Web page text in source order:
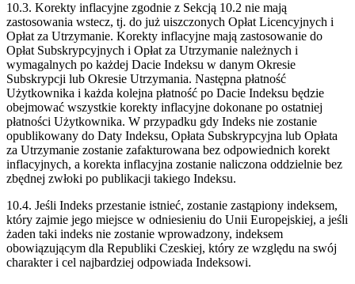
10.3. Korekty inflacyjne zgodnie z Sekcją 10.2 nie mają
zastosowania wstecz, tj. do już uiszczonych Opłat Licencyjnych i
Opłat za Utrzymanie. Korekty inflacyjne mają zastosowanie do
Opłat Subskrypcyjnych i Opłat za Utrzymanie należnych i
wymagalnych po każdej Dacie Indeksu w danym Okresie
Subskrypcji lub Okresie Utrzymania. Następna płatność
Użytkownika i każda kolejna płatność po Dacie Indeksu będzie
obejmować wszystkie korekty inflacyjne dokonane po ostatniej
płatności Użytkownika. W przypadku gdy Indeks nie zostanie
opublikowany do Daty Indeksu, Opłata Subskrypcyjna lub Opłata
za Utrzymanie zostanie zafakturowana bez odpowiednich korekt
inflacyjnych, a korekta inflacyjna zostanie naliczona oddzielnie bez
zbędnej zwłoki po publikacji takiego Indeksu.
10.4. Jeśli Indeks przestanie istnieć, zostanie zastąpiony indeksem,
który zajmie jego miejsce w odniesieniu do Unii Europejskiej, a jeśli
żaden taki indeks nie zostanie wprowadzony, indeksem
obowiązującym dla Republiki Czeskiej, który ze względu na swój
charakter i cel najbardziej odpowiada Indeksowi.